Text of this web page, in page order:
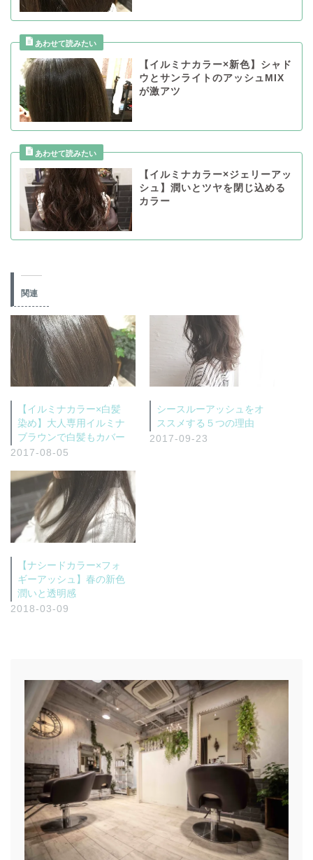
【イルミナカラー×新色】シャド
ウとサンライトのアッシュMIX
が激アツ
【イルミナカラー×ジェリーアッ
シュ】潤いとツヤを閉じ込める
カラー
関連
【イルミナカラー×白髪
染め】大人専用イルミナ
ブラウンで白髪もカバー
2017-08-05
シースルーアッシュをオ
ススメする５つの理由
2017-09-23
【ナシードカラー×フォ
ギーアッシュ】春の新色
潤いと透明感
2018-03-09